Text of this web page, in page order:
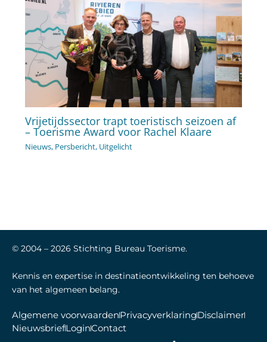
Vrijetijdssector trapt toeristisch seizoen af
– Toerisme Award voor Rachel Klaare
Nieuws, Persbericht, Uitgelicht
© 2004 – 2026 Stichting Bureau Toerisme.
Kennis en expertise in destinatieontwikkeling ten behoeve
van het algemeen belang.
Algemene voorwaardenPrivacyverklaringDisclaimer
NieuwsbriefLoginContact